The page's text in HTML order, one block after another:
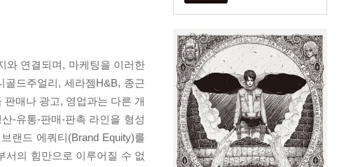
와 연결되며, 마케팅을 이러한
드주얼리, 세라젬H&B, 종근
매나 광고, 영업과는 다른 개
-유통-판매-판촉 라인을 형성
랜드 에쿼티(Brand Equity)를
서의 힘만으로 이루어질 수 없